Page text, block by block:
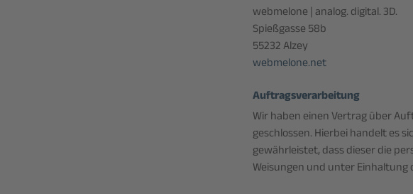
webmelone | analog. digital. 3D.
Spießgasse 58b
55232 Alzey
webmelone.net
Auftragsverarbeitung
Wir haben einen Vertrag über
geschlossen. Hierbei handelt es
gewährleistet, dass dieser die
Weisungen und unter Einhaltung